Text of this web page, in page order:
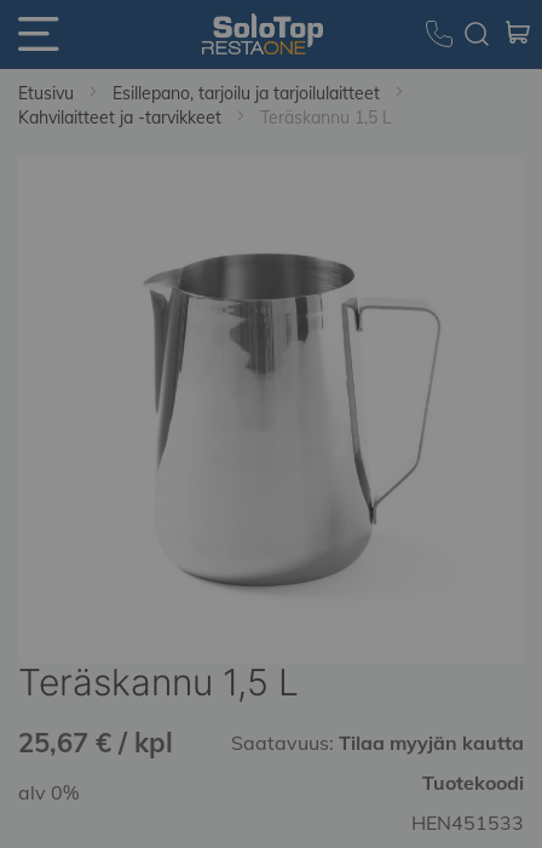
Etusivu
Esillepano, tarjoilu ja tarjoilulaitteet
Kahvilaitteet ja -tarvikkeet
Teräskannu 1,5 L
Teräskannu 1,5 L
25,67 € / kpl Saatavuus: Tilaa myyjän kautta
Tuotekoodi
HEN451533
alv 0%
Skip
to
the
beginning
of